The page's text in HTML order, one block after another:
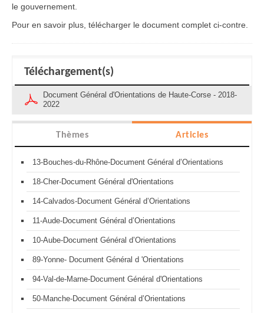
le gouvernement.
Pour en savoir plus, télécharger le document complet ci-contre.
Téléchargement(s)
Document Général d'Orientations de Haute-Corse - 2018-
2022
Thèmes Articles
13-Bouches-du-Rhône-Document Général d’Orientations
18-Cher-Document Général d'Orientations
14-Calvados-Document Général d’Orientations
11-Aude-Document Général d’Orientations
10-Aube-Document Général d’Orientations
89-Yonne- Document Général d 'Orientations
94-Val-de-Marne-Document Général d'Orientations
50-Manche-Document Général d’Orientations